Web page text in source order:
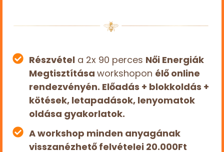
Részvétela 2x 90 perces Női Energiák
Megtisztítása workshopon élő online
rendezvényén. Előadás + blokkoldás +
kötések, letapadások, lenyomatok
oldása gyakorlatok.
A workshop minden anyagának
visszanézhető felvételei 20.000Ft